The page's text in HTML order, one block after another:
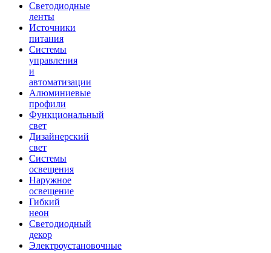
Светодиодные
ленты
Источники
питания
Системы
управления
и
автоматизации
Алюминиевые
профили
Функциональный
свет
Дизайнерский
свет
Системы
освещения
Наружное
освещение
Гибкий
неон
Светодиодный
декор
Электроустановочные